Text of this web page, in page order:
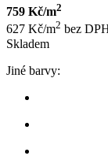
759 Kč/m2
627 Kč/m2 bez
Skladem
Jiné barvy: